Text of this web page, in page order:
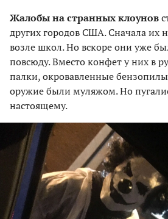
Жалобы на странных клоунов
других городов США. Сначала их
возле школ. Но вскоре они уже
повсюду. Вместо конфет у них в
палки, окровавленные
оружие были муляжом. Но
настоящему.